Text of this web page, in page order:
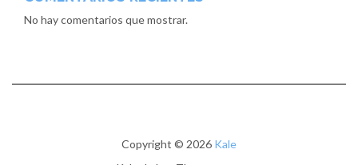
No hay comentarios que mostrar.
Copyright © 2026 Kale